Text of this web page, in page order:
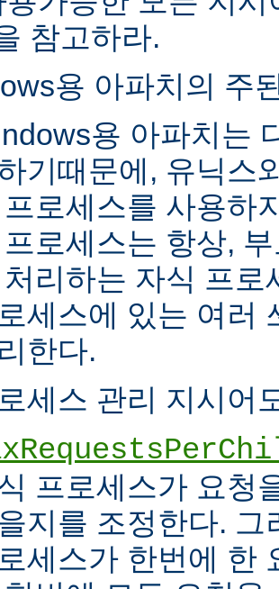
참고하라.
용 아파치의 주
용 아파치는
기때문에, 유닉스
로세스를 사용하
로세스는 항상,
리하는 자식 프로
세스에 있는 여러
한다.
세스 관리 지시어
프로세스가 요청
지를 조정한다. 그
세스가 한번에 한